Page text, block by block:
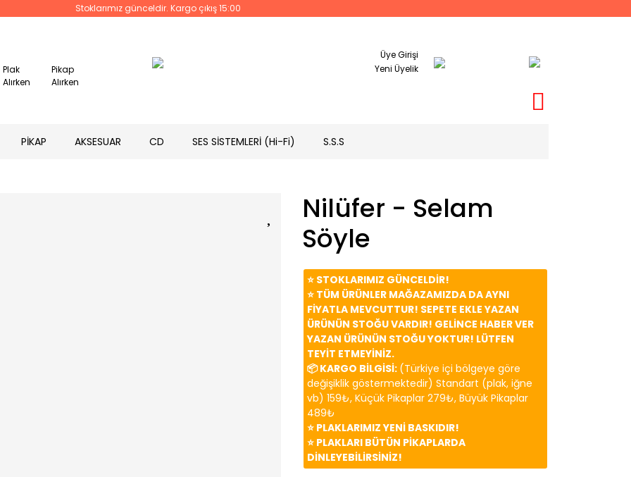
Stoklarımız günceldir. Kargo çıkış 15:00
Plak
Alırken
Pikap
Alırken
Üye Girişi
Yeni Üyelik
PİKAP AKSESUAR CD SES SİSTEMLERİ (Hi-Fi) S.S.S
Nilüfer - Selam
Söyle
⭐️ STOKLARIMIZ GÜNCELDİR!
⭐️ TÜM ÜRÜNLER MAĞAZAMIZDA DA AYNI
FİYATLA MEVCUTTUR! SEPETE EKLE YAZAN
ÜRÜNÜN STOĞU VARDIR! GELİNCE HABER VER
YAZAN ÜRÜNÜN STOĞU YOKTUR! LÜTFEN
TEYİT ETMEYİNİZ.
📦 KARGO BİLGİSİ: (Türkiye içi bölgeye göre
değişiklik göstermektedir) Standart (plak, iğne
vb) 159₺, Küçük Pikaplar 279₺, Büyük Pikaplar
489₺
⭐️ PLAKLARIMIZ YENİ BASKIDIR!
⭐️ PLAKLARI BÜTÜN PİKAPLARDA
DİNLEYEBİLİRSİNİZ!